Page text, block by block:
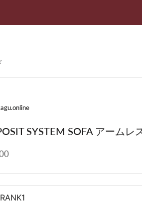
SYSTEM SOFA アームレ
RANK1